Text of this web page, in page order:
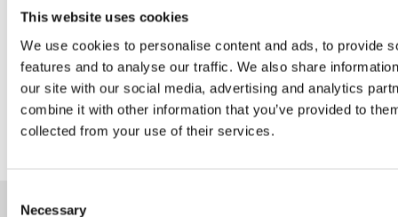
This website uses cookies
We use cookies to personalise content and ads, to provide
features and to analyse our traffic. We also share
our site with our social media, advertising and analytics
combine it with other information that you’ve provided to
collected from your use of their services.
Necessary
Um diesen externen Inhalt aufrufen zu können, benötigen wir
Ihre Zustimmung.
Datenschutz-Einstellungen